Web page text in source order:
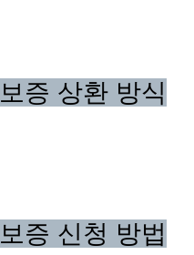
증 상환 방식
증 신청 방법